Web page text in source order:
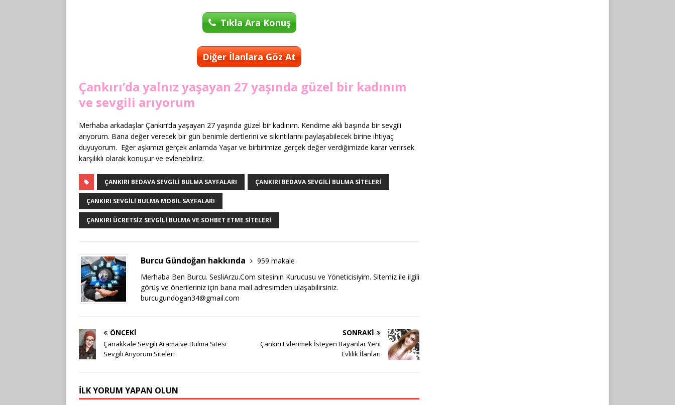
Tıkla Ara Konuş
Diğer İlanlara Göz At
Çankırı’da yalnız yaşayan 27 yaşında güzel bir kadınım
ve sevgili arıyorum
Merhaba arkadaşlar Çankırı’da yaşayan 27 yaşında güzel bir kadınım. Kendime aklı başında bir sevgili
arıyorum. Bana değer verecek bir gün benimle dertlerini ve sıkıntılarını paylaşabilecek birine ihtiyaç
duyuyorum. Eğer aşkımızı gerçek anlamda Yaşar ve birbirimize gerçek değer verdiğimizde karar verirsek
karşılıklı olarak konuşur ve evlenebiliriz.
ÇANKIRI BEDAVA SEVGILI BULMA SAYFALARI ÇANKIRI BEDAVA SEVGILI BULMA SITELERI
ÇANKIRI SEVGILI BULMA MOBIL SAYFALARI
ÇANKIRI ÜCRETSIZ SEVGILI BULMA VE SOHBET ETME SITELERI
Burcu Gündoğan hakkında
959 makale
Merhaba Ben Burcu. SesliArzu.Com sitesinin Kurucusu ve Yöneticisiyim. Sitemiz ile ilgili
görüş ve önerileriniz için bana mail adresimden ulaşabilirsiniz.
burcugundogan34@gmail.com
ÖNCEKI
Çanakkale Sevgili Arama ve Bulma Sitesi
Sevgili Arıyorum Siteleri
SONRAKI
Çankırı Evlenmek İsteyen Bayanlar Yeni
Evlilik İlanları
İLK YORUM YAPAN OLUN